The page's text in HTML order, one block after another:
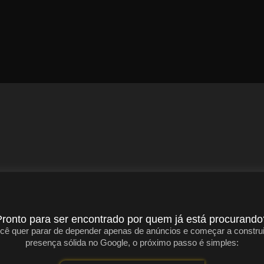
para ser encontrado por quem já está
quer parar de depender apenas de anúncios e começar a
presença sólida no Google, o próximo passo é simples: